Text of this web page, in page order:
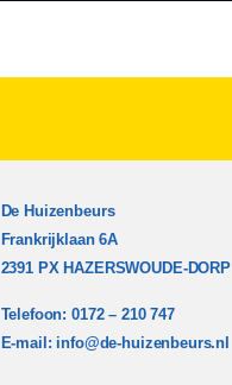
De Huizenbeurs
Frankrijklaan 6A
2391 PX HAZERSWOUDE-DORP
Telefoon: 0172 – 210 747
E-mail: info@de-huizenbeurs.nl